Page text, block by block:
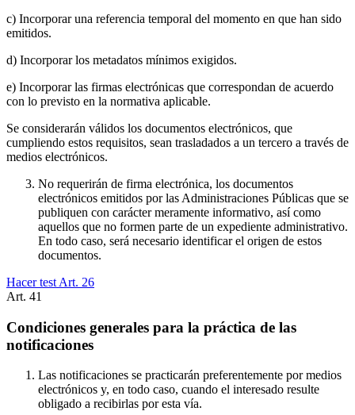
c) Incorporar una referencia temporal del momento en que han sido
emitidos.
d) Incorporar los metadatos mínimos exigidos.
e) Incorporar las firmas electrónicas que correspondan de acuerdo
con lo previsto en la normativa aplicable.
Se considerarán válidos los documentos electrónicos, que
cumpliendo estos requisitos, sean trasladados a un tercero a través de
medios electrónicos.
No requerirán de firma electrónica, los documentos
electrónicos emitidos por las Administraciones Públicas que se
publiquen con carácter meramente informativo, así como
aquellos que no formen parte de un expediente administrativo.
En todo caso, será necesario identificar el origen de estos
documentos.
Hacer test Art. 26
Art. 41
Condiciones generales para la práctica de las
notificaciones
Las notificaciones se practicarán preferentemente por medios
electrónicos y, en todo caso, cuando el interesado resulte
obligado a recibirlas por esta vía.